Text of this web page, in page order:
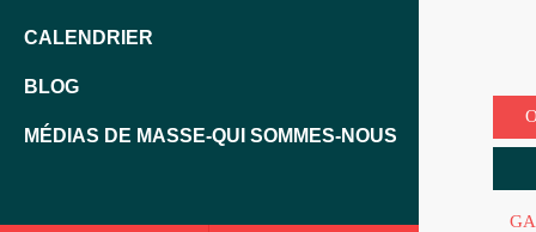
CALENDRIER
BLOG
MÉDIAS DE MASSE-QUI SOMMES-NOUS